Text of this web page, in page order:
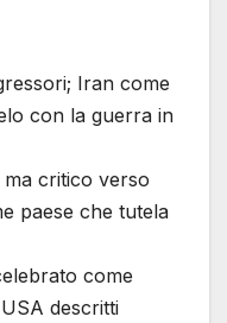
Iran come
con la guerra in
critico verso
paese che tutela
come
descritti